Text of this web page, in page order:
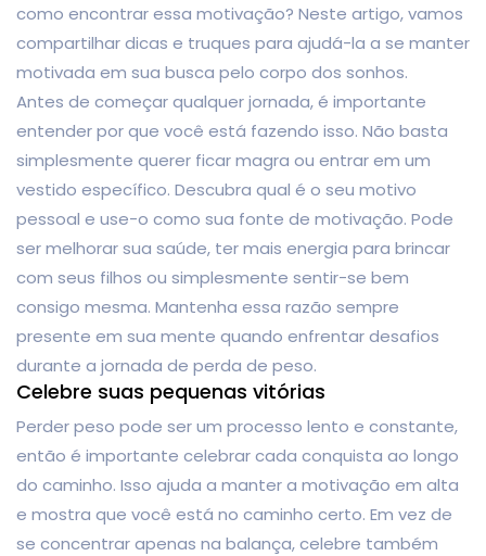
como encontrar essa motivação? Neste artigo, vamos
compartilhar dicas e truques para ajudá-la a se manter
motivada em sua busca pelo corpo dos sonhos.
Antes de começar qualquer jornada, é importante
entender por que você está fazendo isso. Não basta
simplesmente querer ficar magra ou entrar em um
vestido específico. Descubra qual é o seu motivo
pessoal e use-o como sua fonte de motivação. Pode
ser melhorar sua saúde, ter mais energia para brincar
com seus filhos ou simplesmente sentir-se bem
consigo mesma. Mantenha essa razão sempre
presente em sua mente quando enfrentar desafios
durante a jornada de perda de peso.
Celebre suas pequenas vitórias
Perder peso pode ser um processo lento e constante,
então é importante celebrar cada conquista ao longo
do caminho. Isso ajuda a manter a motivação em alta
e mostra que você está no caminho certo. Em vez de
se concentrar apenas na balança, celebre também